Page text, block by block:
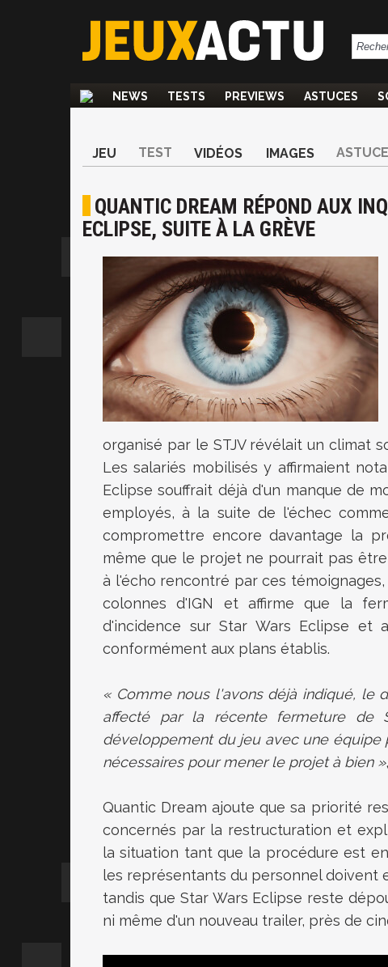
NEWS TESTS PREVIEWS ASTUCES
JEU TEST VIDÉOS IMAGES
QUANTIC DREAM RÉPOND AUX
ECLIPSE, SUITE À LA GRÈVE
organisé par le STJV révélait un climat
Les salariés mobilisés y affirmaient
Eclipse souffrait déjà d'un manque de
employés, à la suite de l'échec
compromettre encore davantage la
même que le projet ne pourrait pas
à l'écho rencontré par ces
colonnes d'IGN et affirme que la
d'incidence sur Star Wars Eclipse et
conformément aux plans établis.
« Comme nous l'avons déjà indiqué, le
affecté par la récente fermeture de
développement du jeu avec une
nécessaires pour mener le projet à bien »
Quantic Dream ajoute que sa priorité
concernés par la restructuration et
la situation tant que la procédure est
les représentants du personnel doivent
tandis que Star Wars Eclipse reste
ni même d'un nouveau trailer, près de